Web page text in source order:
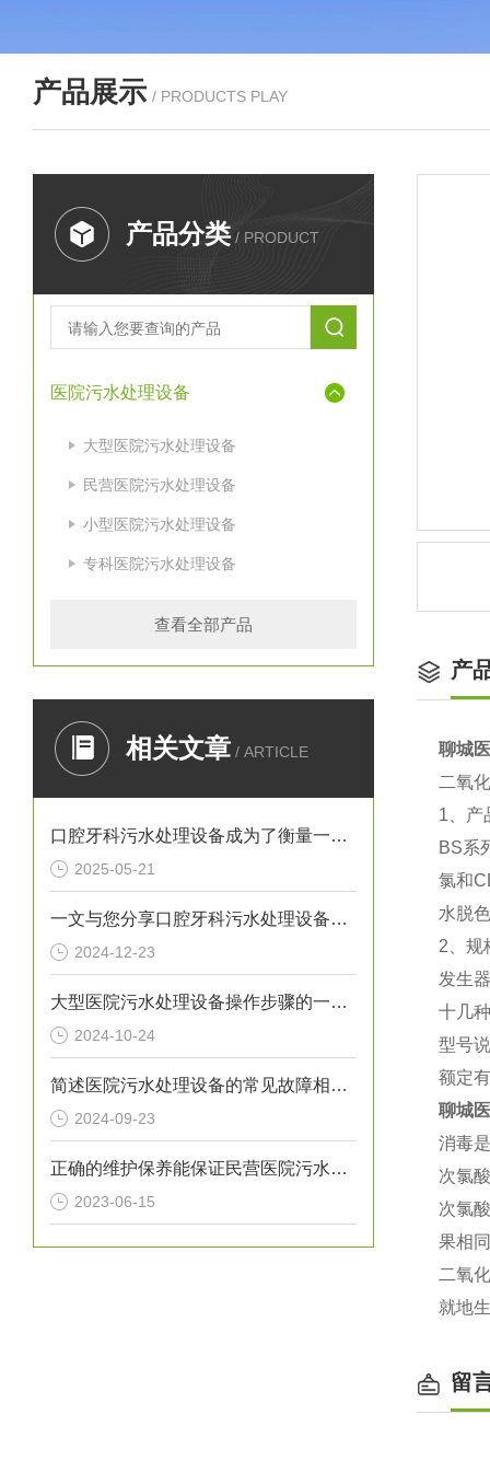
产品展示 / PRODUCTS PLAY
产品分类 / PRODUCT
医院污水处理设备
大型医院污水处理设备
民营医院污水处理设备
小型医院污水处理设备
专科医院污水处理设备
查看全部产品
相关文章 / ARTICLE
口腔牙科污水处理设备成为了衡量一家诊所是否负责任的重要标准
2025-05-21
一文与您分享口腔牙科污水处理设备的常见问题相应解决方法
2024-12-23
大型医院污水处理设备操作步骤的一般指南
2024-10-24
简述医院污水处理设备的常见故障相应解决方法
2024-09-23
正确的维护保养能保证民营医院污水处理设备正常运转
2023-06-15
产
聊城
二氧
1、产
BS系
氯和
水脱
2、规
发生
十几
型号
额定
聊城
消毒
次氯
次氯
果相
二氧
就地
留